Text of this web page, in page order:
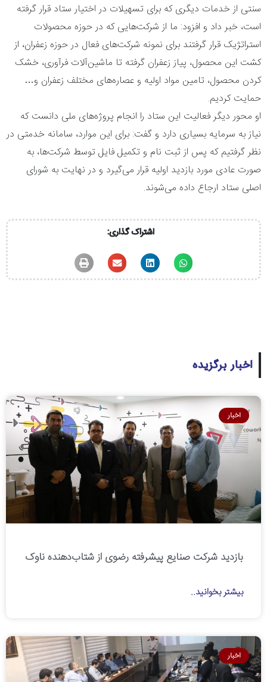
سنتی از خدمات دیگری که برای تسهیلات در اختیار ستاد قرار گرفته
است، خبر داد و افزود: ما از شرکت‌هایی که در حوزه محصولات
استراتژیک قرار گرفتند برای نمونه شرکت‌های فعال در حوزه زعفران، از
کشت این محصول، پیاز زعفران گرفته تا ماشین‌آلات فرآوری، خشک
کردن محصول، تامین مواد اولیه و عصاره‌های مختلف زعفران و…
حمایت کردیم‌.
او محور دیگر فعالیت این ستاد را انجام پروژه‌های ملی دانست که
نیاز به سرمایه بسیاری دارد و گفت: برای این موارد، سامانه خدمتی در
نظر گرفتیم که پس از ثبت نام و تکمیل فایل توسط شرکت‌ها، به
صورت عادی مورد بازدید اولیه قرار می‌گیرد و در نهایت به شورای
اصلی ستاد ارجاع داده می‌شوند.
اشتراک گذاری:
اخبار برگزیده
اخبار
بازدید شرکت صنایع پیشرفته رضوی از شتاب‌دهنده ناوک
بیشتر بخوانید..
اخبار